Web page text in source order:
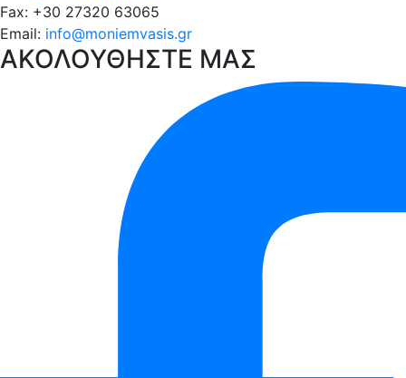
Fax: +30 27320 63065
Email: info@moniemvasis.gr
ΑΚΟΛΟΥΘΗΣΤΕ ΜΑΣ